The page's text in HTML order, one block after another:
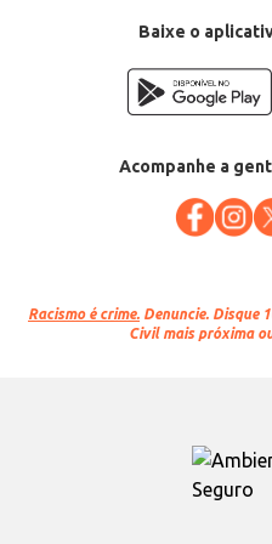
Baixe o
Acompanhe a
Racismo é crime. Denuncie. Disque
Civil mais próxima